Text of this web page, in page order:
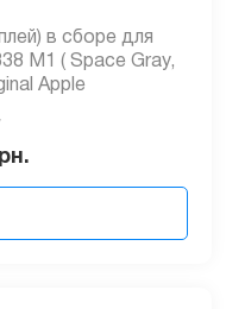
в сборе для
M1 ( Space Gray,
Apple